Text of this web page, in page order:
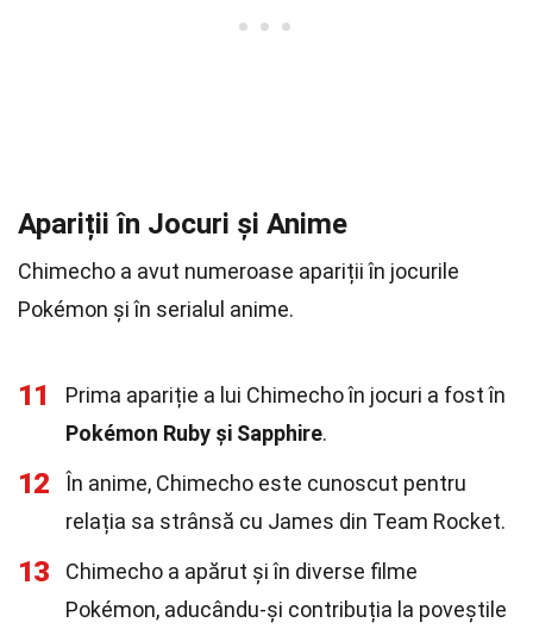
Apariții în Jocuri și Anime
Chimecho a avut numeroase apariții în jocurile
Pokémon și în serialul anime.
11
Prima apariție a lui Chimecho în jocuri a fost în
Pokémon Ruby și Sapphire.
12
În anime, Chimecho este cunoscut pentru
relația sa strânsă cu James din Team Rocket.
13
Chimecho a apărut și în diverse filme
Pokémon, aducându-și contribuția la poveștile